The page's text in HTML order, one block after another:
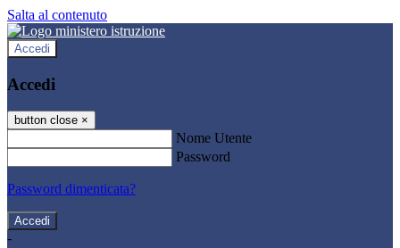
Salta al contenuto
Accedi
Accedi
button close ×
Nome Utente
Password
Password dimenticata?
-